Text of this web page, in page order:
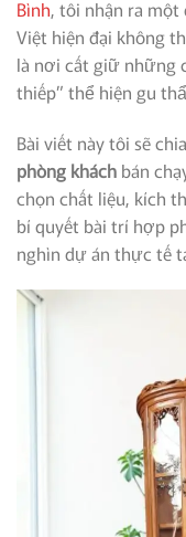
Bình, tôi nhận ra một
Việt hiện đại không
là nơi cất giữ những
thiếp” thể hiện gu
Bài viết này tôi sẽ
phòng khách bán
chọn chất liệu, kích
bí quyết bài trí hợp
nghìn dự án thực tế